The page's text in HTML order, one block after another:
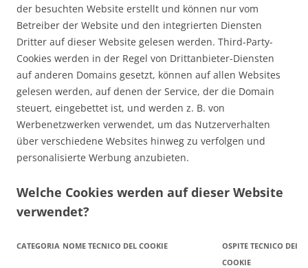
der besuchten Website erstellt und können nur vom
Betreiber der Website und den integrierten Diensten
Dritter auf dieser Website gelesen werden. Third-Party-
Cookies werden in der Regel von Drittanbieter-Diensten
auf anderen Domains gesetzt, können auf allen Websites
gelesen werden, auf denen der Service, der die Domain
steuert, eingebettet ist, und werden z. B. von
Werbenetzwerken verwendet, um das Nutzerverhalten
über verschiedene Websites hinweg zu verfolgen und
personalisierte Werbung anzubieten.
Welche Cookies werden auf dieser Website
verwendet?
CATEGORIA NOME TECNICO DEL COOKIE
OSPITE TECNICO DEI
COOKIE